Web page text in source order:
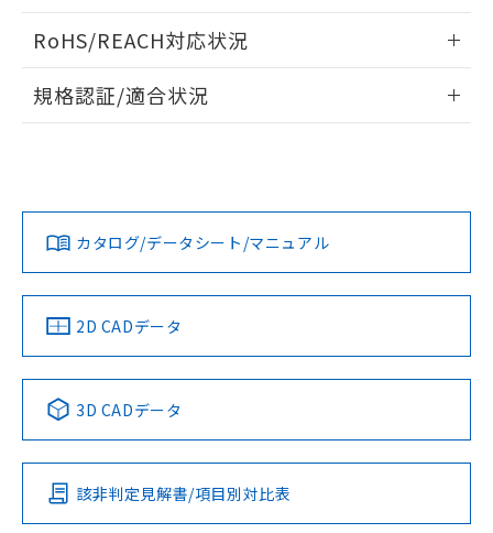
タイムチャート
A: 50mm以上、B: 35mm以上
上、n: 27mm以上
検出物体の大きさと材質による影響
検出領域
ドすることができます。
ログイン/会員登録
ダウンロードデータをご利用いただく前に、以下を必ずお読
みください。
ソフトウェアの使用条件
RoHS/REACH対応状況
EU RoHS 注意事項・凡例
対応済み
中国 RoHS 注意事項・凡例
Pb Hg Cd Cr(VI)
O
規格認証/適合状況
LR型式承認
（イギリス
船舶規格）
DNV型式承認
（ノルウェー
BV型式承認
（フランス
KR型式
（韓国
No No No No
この製品の規格認証/適合状況ページへ
その他の認証はこちらのページからご検索ください
カタログ/データシート/マニュアル
2D CADデータ
3D CADデータ
該非判定見解書/項目別対比表